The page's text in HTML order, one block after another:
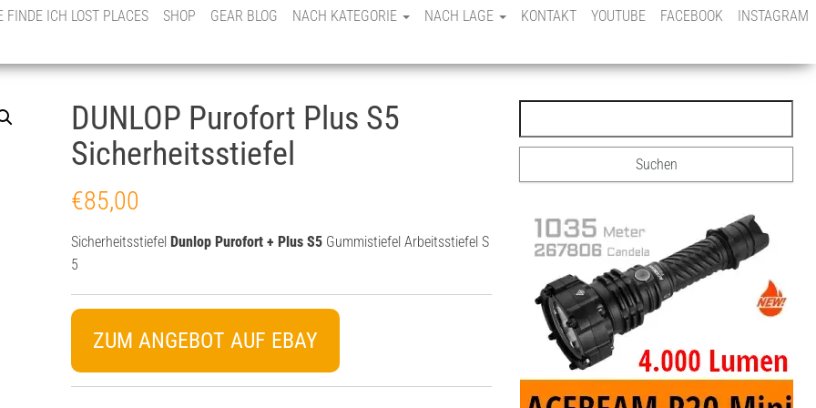
FINDE ICH LOST PLACES SHOP GEAR BLOG NACH KATEGORIE NACH LAGE KONTAKT YOUTUBE FACEBOOK INSTAGRAM
DUNLOP Purofort Plus S5
Sicherheitsstiefel
€85,00
Sicherheitsstiefel Dunlop Purofort + Plus S5Gummistiefel Arbeitsstiefel S
5
ZUM ANGEBOT AUF EBAY